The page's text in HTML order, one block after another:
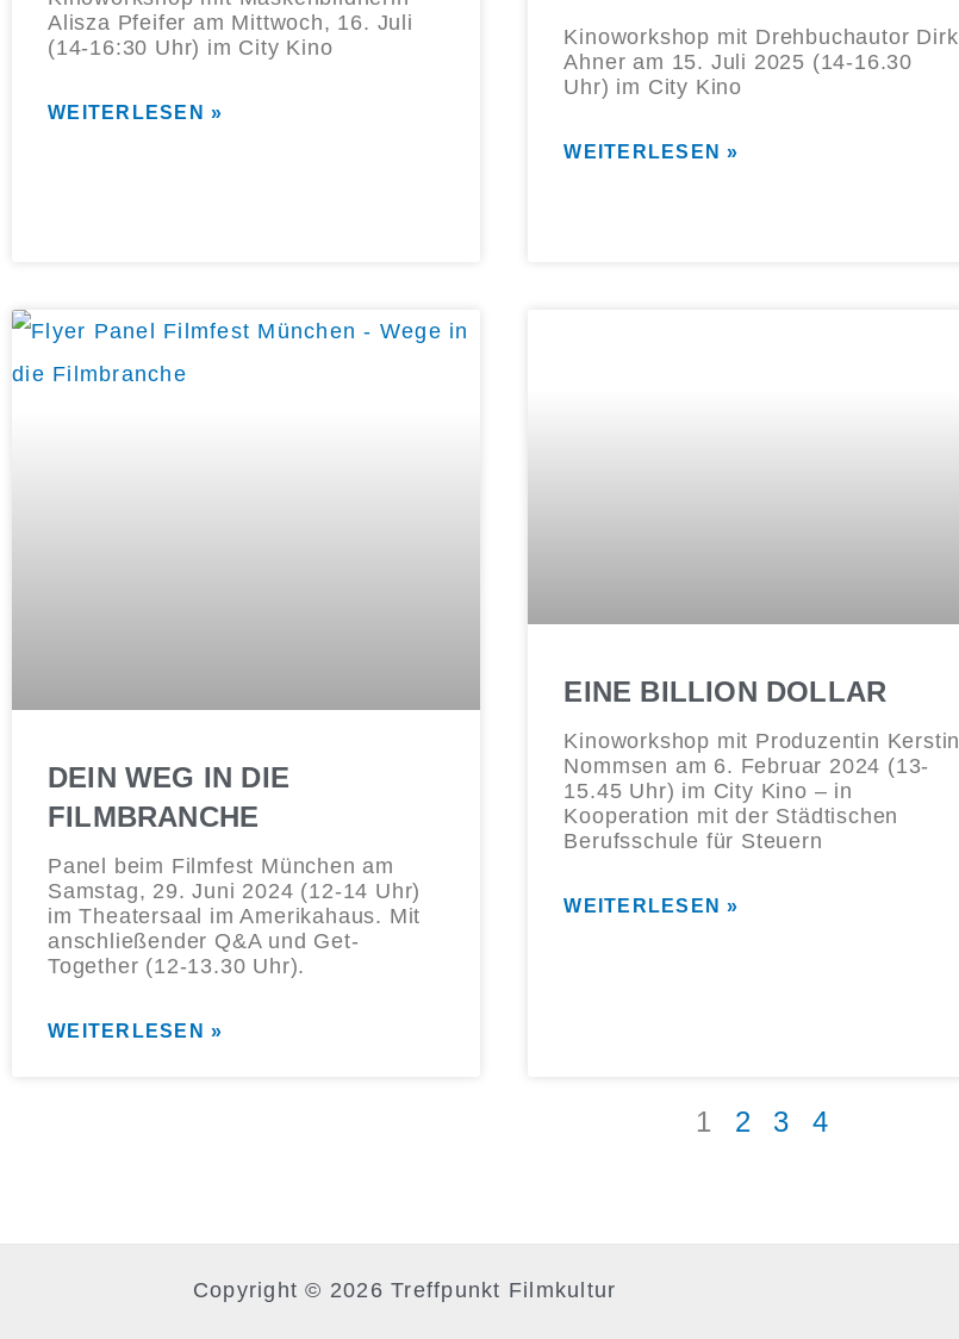
Alisza Pfeifer am Mittwoch, 16. Juli
(14-16:30 Uhr) im City Kino
WEITERLESEN »
Kinoworkshop mit Drehbuchautor Dirk
Ahner am 15. Juli 2025 (14-16.30
Uhr) im City Kino
WEITERLESEN »
DEIN WEG IN DIE
FILMBRANCHE
Panel beim Filmfest München am
Samstag, 29. Juni 2024 (12-14 Uhr)
im Theatersaal im Amerikahaus. Mit
anschließender Q&A und Get-
Together (12-13.30 Uhr).
WEITERLESEN »
EINE BILLION DOLLAR
Kinoworkshop mit Produzentin Kerstin
Nommsen am 6. Februar 2024 (13-
15.45 Uhr) im City Kino – in
Kooperation mit der Städtischen
Berufsschule für Steuern
WEITERLESEN »
1 2 3 4
Copyright © 2026 Treffpunkt Filmkultur